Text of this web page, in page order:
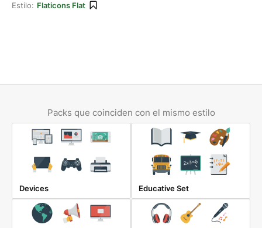
Estilo: Flaticons Flat
Packs que coinciden con el mismo estilo
Devices Educative Set